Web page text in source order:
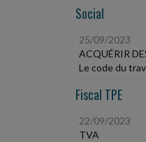
Social
25/09/2023
ACQUÉRIR
Le code du
Fiscal TPE
22/09/2023
TVA